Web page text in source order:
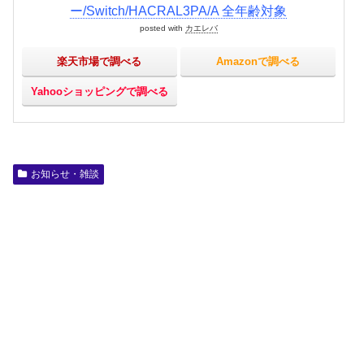
ー/Switch/HACRAL3PA/A 全年齢対象
posted with カエレバ
楽天市場で調べる Amazonで調べる
Yahooショッピングで調べる
お知らせ・雑談